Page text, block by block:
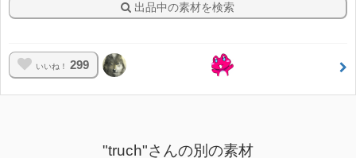
出品中の素材を検索
いいね！ 299
"truch"さんの別の素材